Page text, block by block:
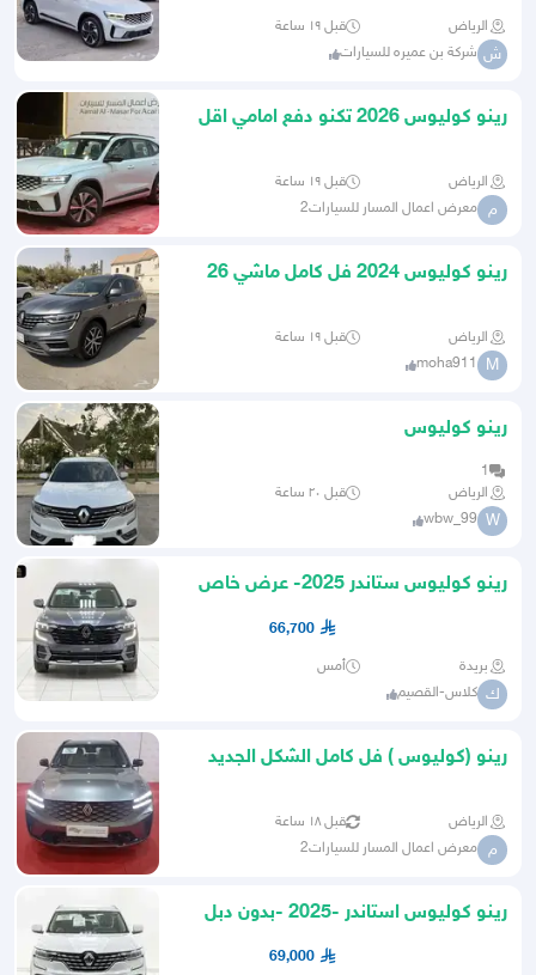
الرياض قبل ١٩ ساعة
ش شركة بن عميره للسيارات
رينو كوليوس 2026 تكنو دفع امامي اقل
الرياض قبل ١٩ ساعة
م معرض اعمال المسار للسيارات2
رينو كوليوس 2024 فل كامل ماشي 26
الرياض قبل ١٩ ساعة
M
moha911
رينو كوليوس
1
الرياض
قبل ٢٠ ساعة
W
wbw_99
رينو كوليوس ستاندر 2025- عرض خاص
66,700
بريدة أمس
ك كلاس-القصيم
رينو (كوليوس ) فل كامل الشكل الجديد
الرياض قبل ١٨ ساعة
م معرض اعمال المسار للسيارات2
رينو كوليوس استاندر -2025 -بدون دبل
69,000